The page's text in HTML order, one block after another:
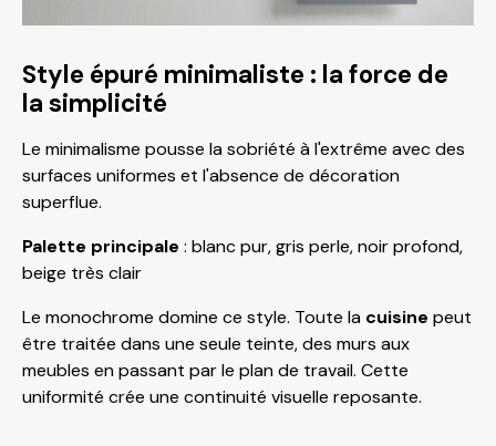
Style épuré minimaliste : la force de
la simplicité
Le minimalisme pousse la sobriété à l'extrême avec des
surfaces uniformes et l'absence de décoration
superflue.
Palette principale : blanc pur, gris perle, noir profond,
beige très clair
Le monochrome domine ce style. Toute la cuisine peut
être traitée dans une seule teinte, des murs aux
meubles en passant par le plan de travail. Cette
uniformité crée une continuité visuelle reposante.